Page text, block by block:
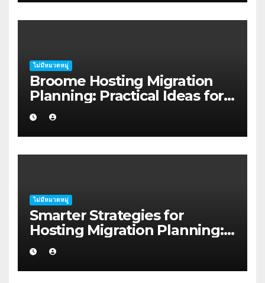
ไม่มีหมวดหมู่
Broome Hosting Migration
Planning: Practical Ideas for
First-home Buyers
ไม่มีหมวดหมู่
Smarter Strategies for
Hosting Migration Planning:
A Guide for Australian
Families in Albany WA